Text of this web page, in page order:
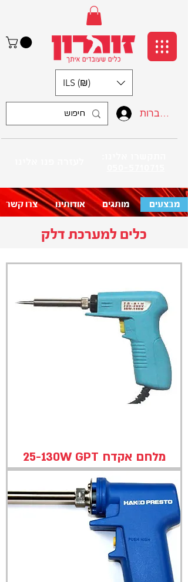
צרו קשר אודותינו מותגים מבצעים
התחברות
ILS (₪)
כלים למערכת דלק
מלחם אקדח 25-130W GPT